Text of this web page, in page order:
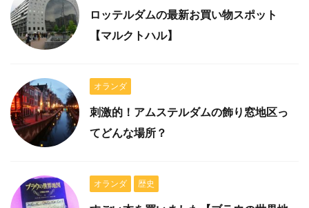
ロッテルダムの最新お買い物スポット
【マルクトハル】
オランダ
刺激的！アムステルダムの飾り窓地区っ
てどんな場所？
オランダ 歴史